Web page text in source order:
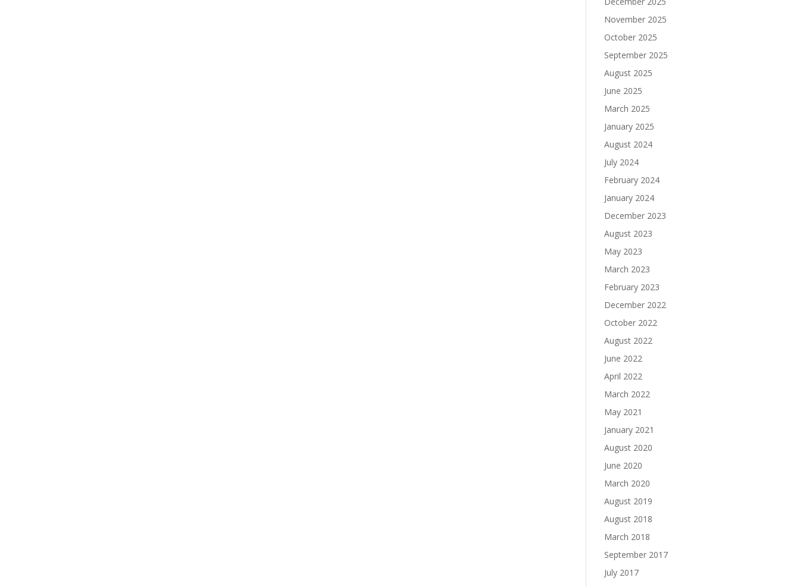
November 2025
October 2025
September 2025
August 2025
June 2025
March 2025
January 2025
August 2024
July 2024
February 2024
January 2024
December 2023
August 2023
May 2023
March 2023
February 2023
December 2022
October 2022
August 2022
June 2022
April 2022
March 2022
May 2021
January 2021
August 2020
June 2020
March 2020
August 2019
August 2018
March 2018
September 2017
July 2017